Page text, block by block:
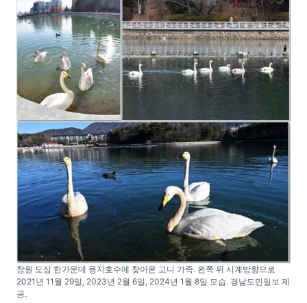
창원 도심 한가운데 용지호수에 찾아온 고니 가족. 왼쪽 위 시계방향으로
2021년 11월 29일, 2023년 2월 6일, 2024년 1월 8일 모습. 경남도민일보 제
공.